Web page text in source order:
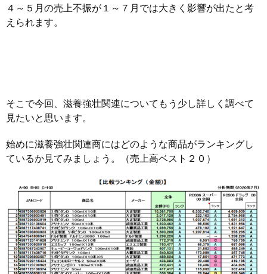
４～５月の売上不振が１～７月では大きく影響が出たと考
えられます。
そこで今回、滋養強壮関連についてもう少し詳しく調べて
見たいと思います。
始めに滋養強壮関連商にはどのような商品がランキングし
ているか見てみましょう。（売上高ベスト２０）